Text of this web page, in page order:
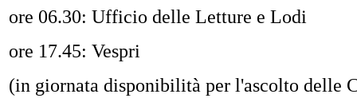
ore 06.30: Ufficio delle Letture e Lodi
ore 17.45: Vespri
(in giornata disponibilità per l'ascolto delle